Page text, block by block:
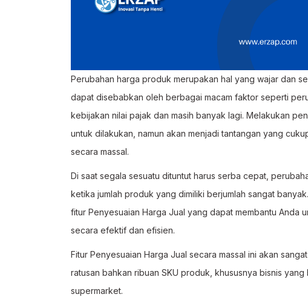
Perubahan harga produk merupakan hal yang wajar dan
dapat disebabkan oleh berbagai macam faktor seperti
kebijakan nilai pajak dan masih banyak lagi. Melakukan
untuk dilakukan, namun akan menjadi tantangan yang
secara massal.
Di saat segala sesuatu dituntut harus serba cepat,
ketika jumlah produk yang dimiliki berjumlah sangat
fitur Penyesuaian Harga Jual yang dapat membantu Anda
secara efektif dan efisien.
Fitur Penyesuaian Harga Jual secara massal ini akan
ratusan bahkan ribuan SKU produk, khususnya bisnis
supermarket.